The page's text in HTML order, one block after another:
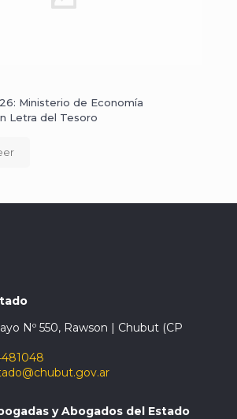
Ministerio de Economía
Letra del Tesoro
Nº 550, Rawson | Chubut (CP
y Abogados del Estado